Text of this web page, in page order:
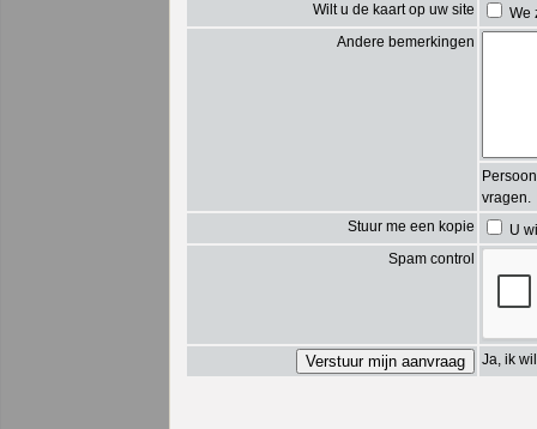
Wilt u de kaart op uw site
We
Andere bemerkingen
vragen.
Stuur me een kopie
U
Spam control
Ja, ik